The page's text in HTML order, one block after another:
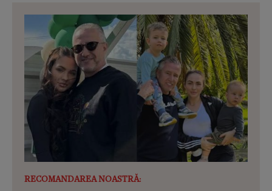
RECOMANDAREA NOASTRĂ: